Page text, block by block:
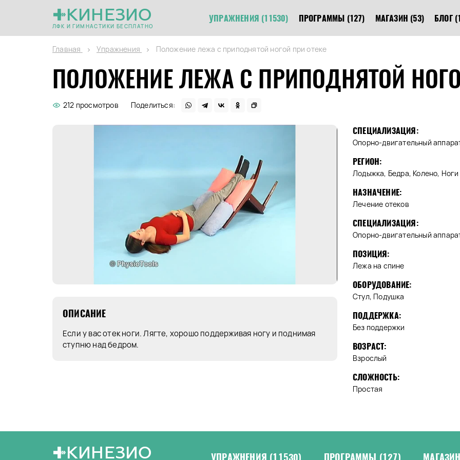
КИНЕЗИО
ЛФК И ГИМНАСТИКИ БЕСПЛАТНО
УПРАЖНЕНИЯ (11530) ПРОГРАММЫ (127) МАГАЗИН (53) БЛОГ
Главная Упражнения Положение лежа с приподнятой ногой при отеке
ПОЛОЖЕНИЕ ЛЕЖА С ПРИПОДНЯТОЙ
212 просмотров Поделиться:
ОПИСАНИЕ
Если у вас отек ноги. Лягте, хорошо поддерживая ногу и поднимая
ступню над бедром.
СПЕЦИАЛИЗАЦИЯ:
Опорно-двигательный
РЕГИОН:
Лодыжка, Бедра, Колено, Ноги
НАЗНАЧЕНИЕ:
Лечение отеков
СПЕЦИАЛИЗАЦИЯ:
Опорно-двигательный
ПОЗИЦИЯ:
Лежа на спине
ОБОРУДОВАНИЕ:
Стул, Подушка
ПОДДЕРЖКА:
Без поддержки
ВОЗРАСТ:
Взрослый
СЛОЖНОСТЬ:
Простая
КИНЕЗИО УПРАЖНЕНИЯ (11530) ПРОГРАММЫ (127) МАГАЗИН